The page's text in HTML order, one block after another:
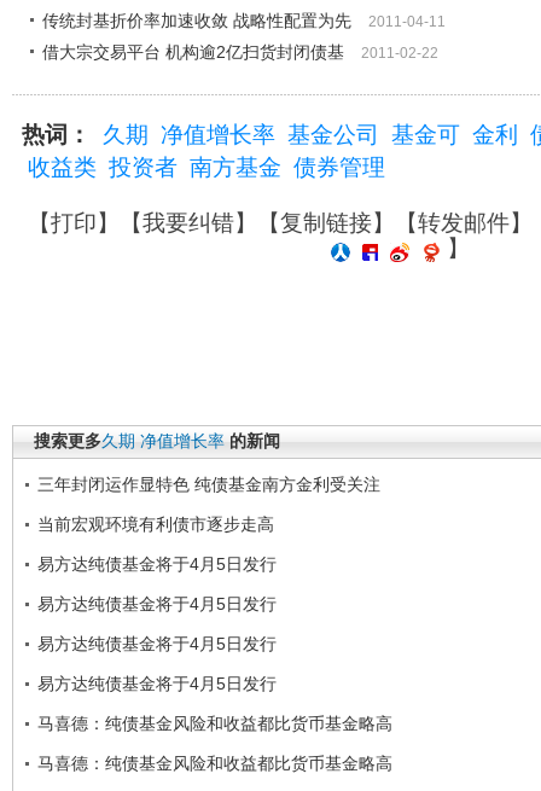
传统封基折价率加速收敛 战略性配置为先 2011-04-11
借大宗交易平台 机构逾2亿扫货封闭债基 2011-02-22
热词： 久期 净值增长率 基金公司 基金可 金利
收益类 投资者 南方基金 债券管理
【打印】【我要纠错】【复制链接】【转发邮件】
】
搜索更多久期 净值增长率 的新闻
三年封闭运作显特色 纯债基金南方金利受关注
当前宏观环境有利债市逐步走高
易方达纯债基金将于4月5日发行
易方达纯债基金将于4月5日发行
易方达纯债基金将于4月5日发行
易方达纯债基金将于4月5日发行
马喜德：纯债基金风险和收益都比货币基金略高
马喜德：纯债基金风险和收益都比货币基金略高